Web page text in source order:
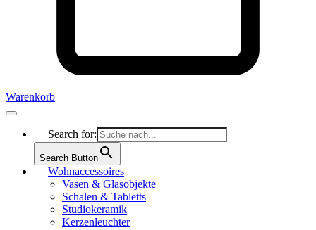
Warenkorb
Search for:
Search Button
Wohnaccessoires
Vasen & Glasobjekte
Schalen & Tabletts
Studiokeramik
Kerzenleuchter